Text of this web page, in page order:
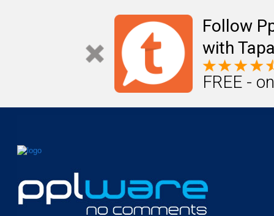
Follow
with
FREE -